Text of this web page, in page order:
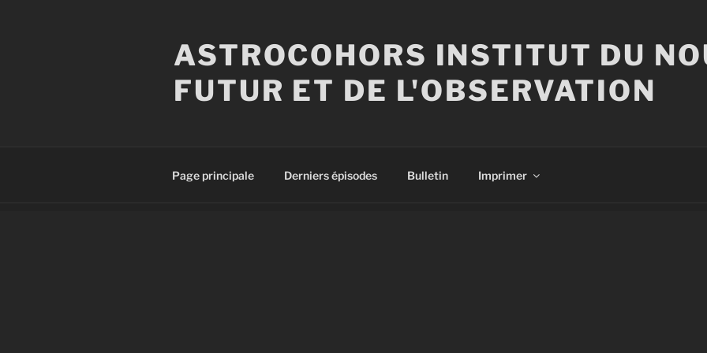
ASTROCOHORS INSTITUT DU
FUTUR ET DE L'OBSERVATION
Page principale Derniers épisodes Bulletin Imprimer